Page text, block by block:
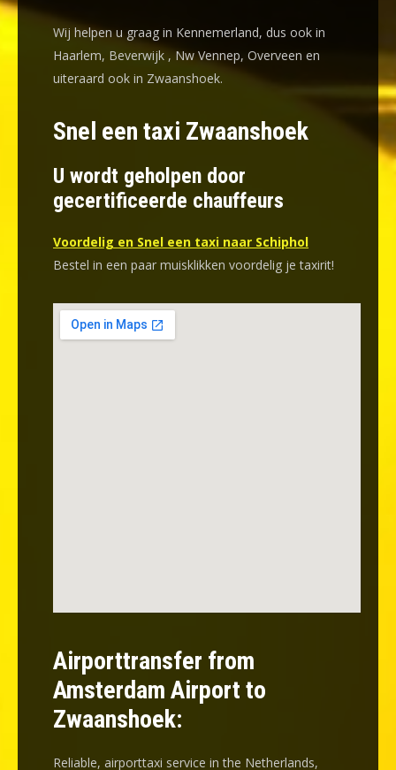
Wij helpen u graag in Kennemerland, dus ook in
Haarlem, Beverwijk , Nw Vennep, Overveen en
uiteraard ook in Zwaanshoek.
Snel een taxi Zwaanshoek
U wordt geholpen door
gecertificeerde chauffeurs
Voordelig en Snel een taxi naar Schiphol
Bestel in een paar muisklikken voordelig je taxirit!
Airporttransfer from
Amsterdam Airport to
Zwaanshoek:
Reliable, airporttaxi service in the Netherlands,